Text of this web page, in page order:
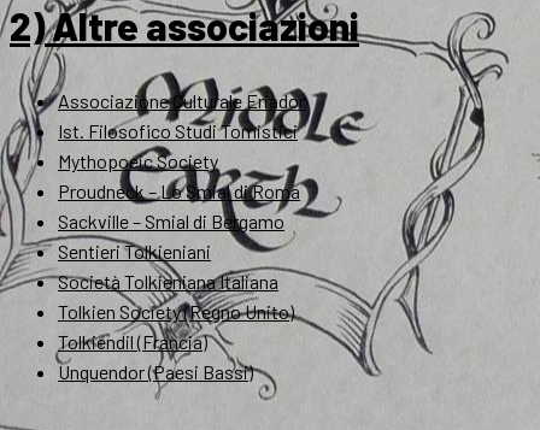
2) Altre associazioni
Associazione Culturale Eriador
Ist. Filosofico Studi Tomistici
Mythopoeic Society
Proudneck – Lo Smial di Roma
Sackville – Smial di Bergamo
Sentieri Tolkieniani
Società Tolkieniana Italiana
Tolkien Society (Regno Unito)
Tolkiendil (Francia)
Unquendor (Paesi Bassi)